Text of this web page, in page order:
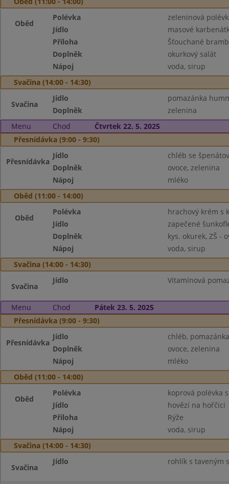
Oběd
Polévka
zeleninová
Jídlo
masové
Příloha
Šťouchané
Doplněk
okurkový salát
Nápoj
voda, sirup
Svačina (14:00 - 14:30)
Svačina
Jídlo
pomazánka
Doplněk
zelenina
Menu
Chod
Čtvrtek 22. 5. 2025
Přesnídávka (9:00 - 9:30)
Přesnídávka
Jídlo
chléb se
Doplněk
ovoce, zelenina
Nápoj
mléko
Oběd (11:00 - 14:00)
Oběd
Polévka
hrachový krém s
Jídlo
zapečené
Doplněk
kys. okurek, ZŠ -
Nápoj
voda, sirup
Svačina (14:00 - 14:30)
Svačina
Jídlo Vitamínová
Menu Chod
Pátek 23. 5. 2025
Přesnídávka (9:00 - 9:30)
Přesnídávka
Jídlo
chléb,
Doplněk
ovoce, zelenina
Nápoj
mléko
Oběd (11:00 - 14:00)
Oběd
Polévka
koprová polévka
Jídlo
hovězí na hořčici
Příloha
Rýže
Nápoj
voda, sirup
Svačina (14:00 - 14:30)
Svačina
Jídlo rohlík s taveným